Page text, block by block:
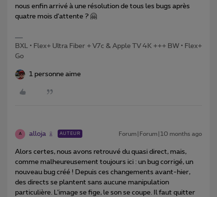
nous enfin arrivé à une résolution de tous les bugs après
quatre mois d’attente ? 🤗
BXL • Flex+ Ultra Fiber + V7c & Apple TV 4K +++ BW • Flex+
Go
1 personne aime
A alloja AUTEUR Forum|Forum|10 months ago
Alors certes, nous avons retrouvé du quasi direct, mais,
comme malheureusement toujours ici : un bug corrigé, un
nouveau bug créé ! Depuis ces changements avant-hier,
des directs se plantent sans aucune manipulation
particulière. L’image se fige, le son se coupe. Il faut quitter